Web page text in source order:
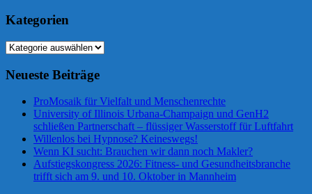
Kategorien
Kategorien
Neueste Beiträge
ProMosaik für Vielfalt und Menschenrechte
University of Illinois Urbana-Champaign und GenH2
schließen Partnerschaft – flüssiger Wasserstoff für Luftfahrt
Willenlos bei Hypnose? Keineswegs!
Wenn KI sucht: Brauchen wir dann noch Makler?
Aufstiegskongress 2026: Fitness- und Gesundheitsbranche
trifft sich am 9. und 10. Oktober in Mannheim